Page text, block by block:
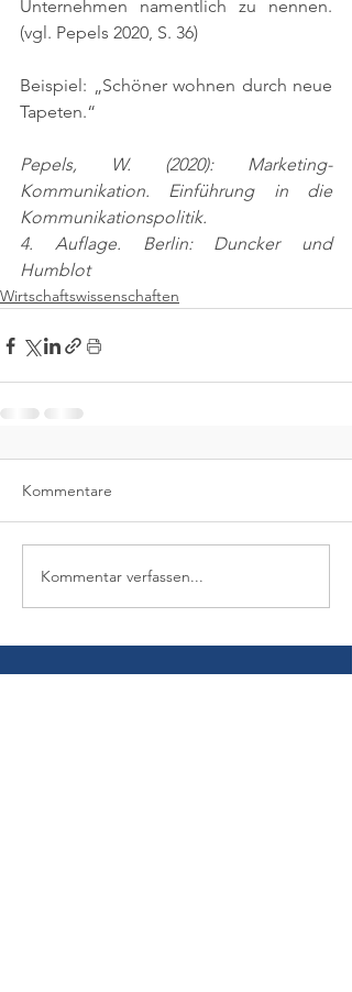
(vgl. Pepels 2020, S. 36)
Beispiel: „Schöner wohnen durch neue
Tapeten.“
Pepels, W. (2020): Marketing-
Kommunikation. Einführung in die
Kommunikationspolitik.
4. Auflage. Berlin: Duncker und
Humblot
Wirtschaftswissenschaften
Kommentare
Kommentar verfassen...